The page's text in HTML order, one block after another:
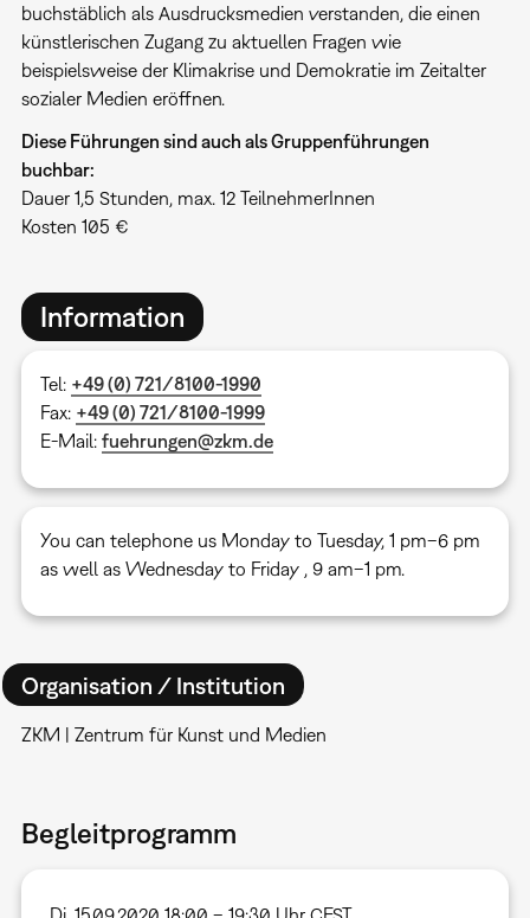
buchstäblich als Ausdrucksmedien verstanden, die einen
künstlerischen Zugang zu aktuellen Fragen wie
beispielsweise der Klimakrise und Demokratie im Zeitalter
sozialer Medien eröffnen.
Diese Führungen sind auch als Gruppenführungen
buchbar:
Dauer 1,5 Stunden, max. 12 TeilnehmerInnen
Kosten 105 €
Information
Tel: +49 (0) 721/8100-1990
Fax: +49 (0) 721/8100-1999
E-Mail: fuehrungen@zkm.de
You can telephone us Monday to Tuesday, 1 pm–6 pm
as well as Wednesday to Friday , 9 am–1 pm.
Organisation / Institution
ZKM | Zentrum für Kunst und Medien
Begleitprogramm